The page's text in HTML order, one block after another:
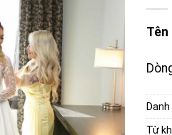
Tên
Từ